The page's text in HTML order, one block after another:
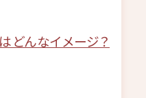
どんなイメージ？